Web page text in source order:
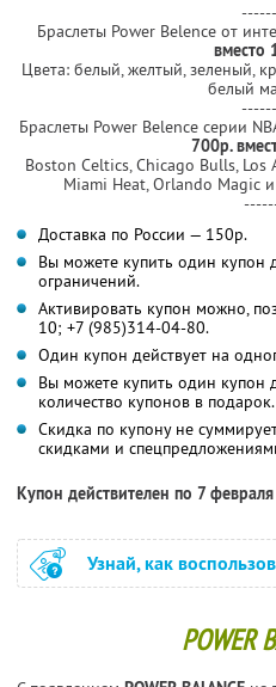
Браслеты Power Belence от
вместо
Цвета: белый, желтый, зеленый,
белый
Браслеты Power Belence серии
700р.
Boston Celtics, Chicago Bulls, Los
Miami Heat, Orlando Magic
Доставка по России — 150р.
Вы можете купить один купон
ограничений.
Активировать купон можно,
10; +7 (985)314-04-80.
Один купон действует на
Вы можете купить один купон
количество купонов в подарок.
Скидка по купону не
скидками и
Купон действителен по 7
Узнай, как
POWER